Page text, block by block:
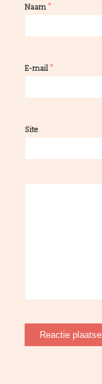
Naam*
E-mail*
Site